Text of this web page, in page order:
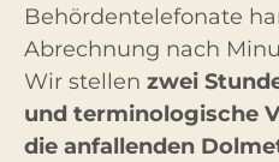
Behördentelefonate
Abrechnung nach
Wir stellen zwei
und terminologische
die anfallenden